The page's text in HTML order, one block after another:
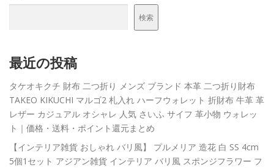
検索
最近の投稿
タケオキクチ 財布 二つ折り メンズ ブランド 本革 二つ折り財布
TAKEO KIKUCHI マルゴ2 札入れ ハーフウォレット 折財布 牛革 革
レザー カジュアル オシャレ 人気 さいふ サイフ 革小物 ウォレッ
ト｜価格・送料・ポイント還元まとめ
【インテリア雑貨 おしゃれ バリ風】 プルメリア 造花 白 SS 4cm
5個1セット アジアン雑貨 インテリア バリ風 スポンジフラワー フ